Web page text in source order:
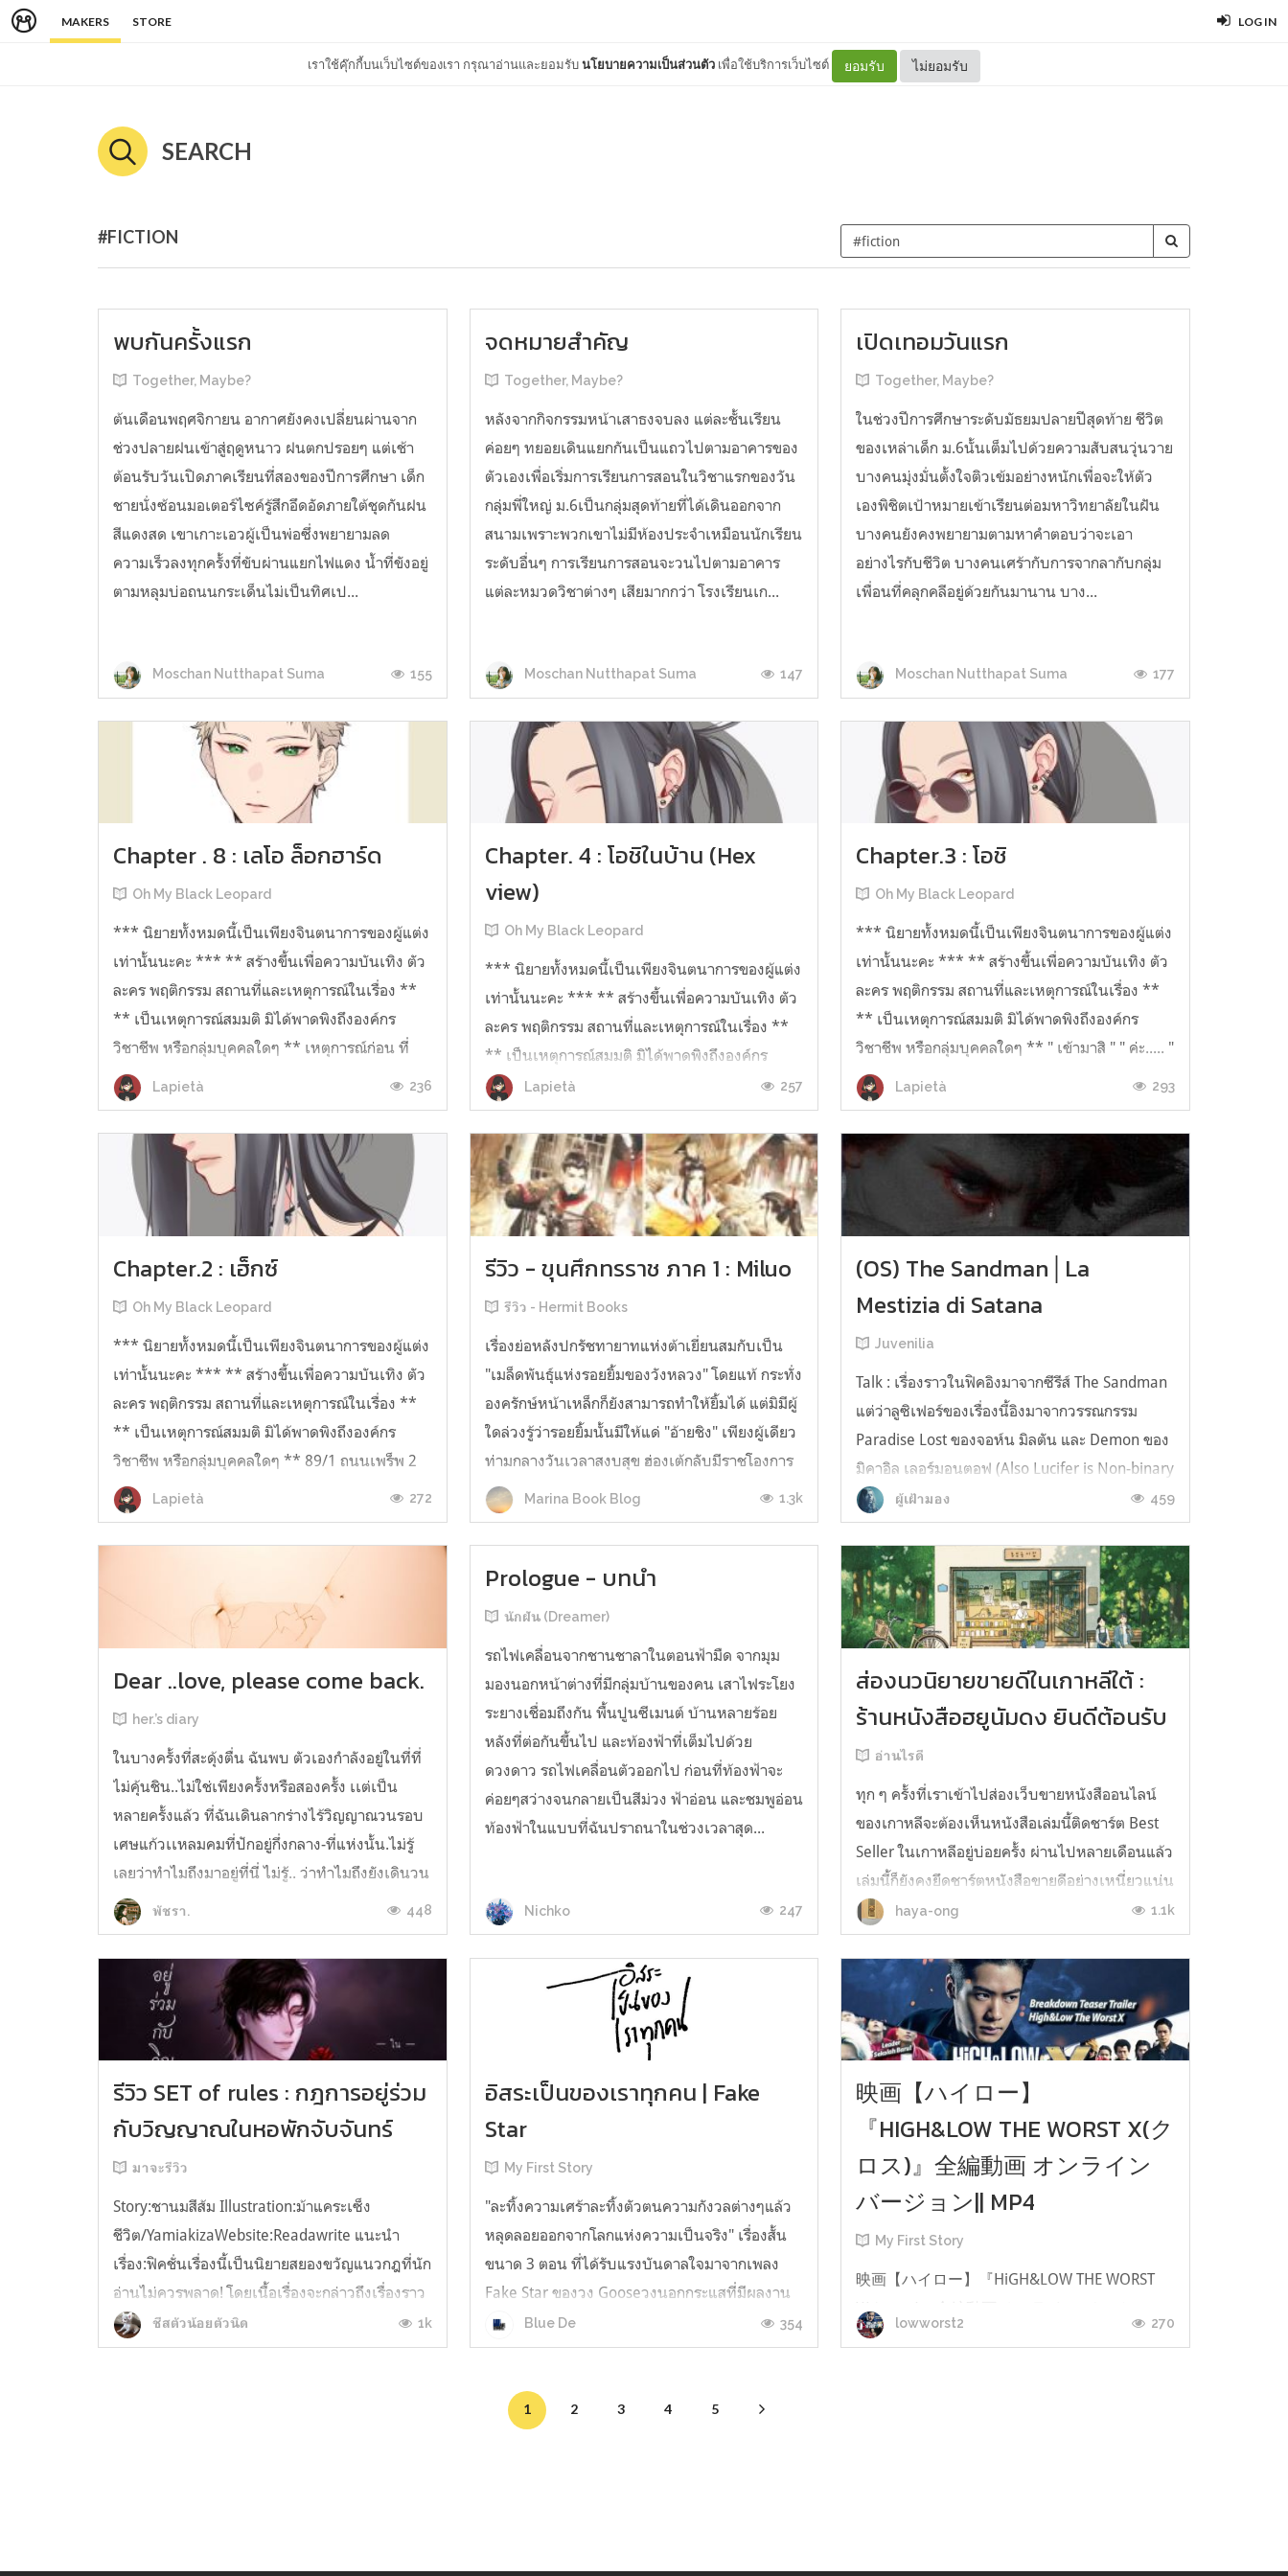
MAKERS STORE LOG IN
เราใช้คุ๊กกี้บนเว็บไซต์ของเรา กรุณาอ่านและยอมรับนโยบายความเป็นส่วนตัว เพื่อใช้บริการเว็บไซต์ ยอมรับ ไม่ยอมรับ
SEARCH
#FICTION
พบกันครั้งแรก
Together, Maybe?
ต้นเดือนพฤศจิกายน อากาศยังคงเปลี่ยนผ่านจาก
ช่วงปลายฝนเข้าสู่ฤดูหนาว ฝนตกปรอยๆ แต่เช้า
ต้อนรับวันเปิดภาคเรียนที่สองของปีการศึกษา เด็ก
ชายนั่งซ้อนมอเตอร์ไซค์รู้สึกอึดอัดภายใต้ชุดกันฝน
สีแดงสด เขาเกาะเอวผู้เป็นพ่อซึ่งพยายามลด
ความเร็วลงทุกครั้งที่ขับผ่านแยกไฟแดง น้ำที่ขังอยู่
ตามหลุมบ่อถนนกระเด็นไม่เป็นทิศเป...
Moschan Nutthapat Suma 155
จดหมายสำคัญ
Together, Maybe?
หลังจากกิจกรรมหน้าเสาธงจบลง แต่ละชั้นเรียน
ค่อยๆ ทยอยเดินแยกกันเป็นแถวไปตามอาคารของ
ตัวเองเพื่อเริ่มการเรียนการสอนในวิชาแรกของวัน
กลุ่มพี่ใหญ่ ม.6เป็นกลุ่มสุดท้ายที่ได้เดินออกจาก
สนามเพราะพวกเขาไม่มีห้องประจำเหมือนนักเรียน
ระดับอื่นๆ การเรียนการสอนจะวนไปตามอาคาร
แต่ละหมวดวิชาต่างๆ เสียมากกว่า โรงเรียนเก...
Moschan Nutthapat Suma 147
เปิดเทอมวันแรก
Together, Maybe?
ในช่วงปีการศึกษาระดับมัธยมปลายปีสุดท้าย ชีวิต
ของเหล่าเด็ก ม.6นั้นเต็มไปด้วยความสับสนวุ่นวาย
บางคนมุ่งมั่นตั้งใจติวเข้มอย่างหนักเพื่อจะให้ตัว
เองพิชิตเป้าหมายเข้าเรียนต่อมหาวิทยาลัยในฝัน
บางคนยังคงพยายามตามหาคำตอบว่าจะเอา
อย่างไรกับชีวิต บางคนเศร้ากับการจากลากับกลุ่ม
เพื่อนที่คลุกคลีอยู่ด้วยกันมานาน บาง...
Moschan Nutthapat Suma 177
Chapter . 8 : เลโอ ล็อกฮาร์ด
Oh My Black Leopard
*** นิยายทั้งหมดนี้เป็นเพียงจินตนาการของผู้แต่ง
เท่านั้นนะคะ *** ** สร้างขึ้นเพื่อความบันเทิง ตัว
ละคร พฤติกรรม สถานที่และเหตุการณ์ในเรื่อง **
** เป็นเหตุการณ์สมมติ มิได้พาดพิงถึงองค์กร
วิชาชีพ หรือกลุ่มบุคคลใดๆ ** เหตุการณ์ก่อน ที่
เลโอจะไปบ้านเฮ็กซ์ ณ บริษั...
Lapietà 236
Chapter. 4 : โอชิในบ้าน (Hex
view)
Oh My Black Leopard
*** นิยายทั้งหมดนี้เป็นเพียงจินตนาการของผู้แต่ง
เท่านั้นนะคะ *** ** สร้างขึ้นเพื่อความบันเทิง ตัว
ละคร พฤติกรรม สถานที่และเหตุการณ์ในเรื่อง **
** เป็นเหตุการณ์สมมติ มิได้พาดพิงถึงองค์กร
วิชาชีพ หรือกลุ่มบุคคลใดๆ ** "ฉัน...เป็นโอชิของ
คุณ!!!!!" เธอ บอกผมแบบนั้น.....
Lapietà 257
Chapter.3 : โอชิ
Oh My Black Leopard
*** นิยายทั้งหมดนี้เป็นเพียงจินตนาการของผู้แต่ง
เท่านั้นนะคะ *** ** สร้างขึ้นเพื่อความบันเทิง ตัว
ละคร พฤติกรรม สถานที่และเหตุการณ์ในเรื่อง **
** เป็นเหตุการณ์สมมติ มิได้พาดพิงถึงองค์กร
วิชาชีพ หรือกลุ่มบุคคลใดๆ ** " เข้ามาสิ " " ค่ะ..... "
U///U ฉันเดิน...
Lapietà 293
Chapter.2 : เฮ็กซ์
Oh My Black Leopard
*** นิยายทั้งหมดนี้เป็นเพียงจินตนาการของผู้แต่ง
เท่านั้นนะคะ *** ** สร้างขึ้นเพื่อความบันเทิง ตัว
ละคร พฤติกรรม สถานที่และเหตุการณ์ในเรื่อง **
** เป็นเหตุการณ์สมมติ มิได้พาดพิงถึงองค์กร
วิชาชีพ หรือกลุ่มบุคคลใดๆ ** 89/1 ถนนเพร็พ 2
ชม. ฉันอยู่หน้าบ้าน 2 ชั้...
Lapietà 272
รีวิว - ขุนศึกทรราช ภาค 1 : Miluo
รีวิว - Hermit Books
เรื่องย่อหลังปกรัชทายาทแห่งต้าเยี่ยนสมกับเป็น
"เมล็ดพันธุ์แห่งรอยยิ้มของวังหลวง" โดยแท้ กระทั่ง
องครักษ์หน้าเหล็กก็ยังสามารถทำให้ยิ้มได้ แต่มิมีผู้
ใดล่วงรู้ว่ารอยยิ้มนั้นมีให้แด่ "อ้ายชิง" เพียงผู้เดียว
ท่ามกลางวันเวลาสงบสุข ฮ่องเต้กลับมีราชโองการ
สละราชบัลลังก์ อ้ายชิงที่อยู่ในห้วงตกตะลึงถูกผลัก
ให้ป...
Marina Book Blog 1.3k
(OS) The Sandman│La
Mestizia di Satana
Juvenilia
Talk : เรื่องราวในฟิคอิงมาจากซีรีส์ The Sandman
แต่ว่าลูซิเฟอร์ของเรื่องนี้อิงมาจากวรรณกรรม
Paradise Lost ของจอห์น มิลตัน และ Demon ของ
มิคาอิล เลอร์มอนตอฟ (Also Lucifer is Non-binary
in this story) ____________________ E solo allora
Il Demone capì l'angoscia dell'amore e
l'emozione. ปลาย...
ผู้เฝ้ามอง 459
Dear ..love, please come back.
her.’s diary
ในบางครั้งที่สะดุ้งตื่น ฉันพบ ตัวเองกำลังอยู่ในที่ที่
ไม่คุ้นชิน..ไม่ใช่เพียงครั้งหรือสองครั้ง เเต่เป็น
หลายครั้งแล้ว ที่ฉันเดินลากร่างไร้วิญญาณวนรอบ
เศษแก้วเเหลมคมที่ปักอยู่กึ่งกลาง-ที่แห่งนั้น.ไม่รู้
เลยว่าทำไมถึงมาอยู่ที่นี่ ไม่รู้.. ว่าทำไมถึงยังเดินวน
เศษซาก ‘สิ่งนี้’ไม่จบสิ้น.เท้าเปลือยเปล่า ใบหน้...
พัชรา. 448
Prologue - บทนำ
นักฝัน (Dreamer)
รถไฟเคลื่อนจากชานชาลาในตอนฟ้ามืด จากมุม
มองนอกหน้าต่างที่มีกลุ่มบ้านของคน เสาไฟระโยง
ระยางเชื่อมถึงกัน พื้นปูนซีเมนต์ บ้านหลายร้อย
หลังที่ต่อกันขึ้นไป และท้องฟ้าที่เต็มไปด้วย
ดวงดาว รถไฟเคลื่อนตัวออกไป ก่อนที่ท้องฟ้าจะ
ค่อยๆสว่างจนกลายเป็นสีม่วง ฟ้าอ่อน และชมพูอ่อน
ท้องฟ้าในแบบที่ฉันปราถนาในช่วงเวลาสุด...
Nichko 247
ส่องนวนิยายขายดีในเกาหลีใต้ :
ร้านหนังสือฮยูนัมดง ยินดีต้อนรับ
อ่านไรดี
ทุก ๆ ครั้งที่เราเข้าไปส่องเว็บขายหนังสืออนไลน์
ของเกาหลีจะต้องเห็นหนังสือเล่มนี้ติดชาร์ต Best
Seller ในเกาหลีอยู่บ่อยครั้ง ผ่านไปหลายเดือนแล้ว
เล่มนี้ก็ยังคงยึดชาร์ตหนังสือขายดีอย่างเหนี่ยวแน่น
ทั้งยังการันตีความนิยมจากนักอ่านฝั่งเกาหลีด้วย
ยอดขายหนังสือทั้งฉบับ E-Book และฉบับเล่มรวม
กันกว่า 150,000 เ...
haya-ong 1.1k
รีวิว SET of rules : กฎการอยู่ร่วม
กับวิญญาณในหอพักจับจันทร์
มาจะรีวิว
Story:ชานมสีส้ม Illustration:ม้าแคระเซ็ง
ชีวิต/YamiakizaWebsite:Readawrite แนะนำ
เรื่อง:ฟิคชั่นเรื่องนี้เป็นนิยายสยองขวัญแนวกฎที่นัก
อ่านไม่ควรพลาด! โดยเนื้อเรื่องจะกล่าวถึงเรื่องราว
สุดพิศวงอลวนของ 'หอพักจับจันทร์' ซึ่งมีคุณนาย
จับจันทร์เป็นเจ้าของ มองเผินๆหอนี้ก็ไม่ต่างอะไร
ชีสตัวน้อยตัวนิด 1k
อิสระเป็นของเราทุกคน | Fake
Star
My First Story
"ละทิ้งความเศร้าละทิ้งตัวตนความกังวลต่างๆแล้ว
หลุดลอยออกจากโลกแห่งความเป็นจริง" เรื่องสั้น
ขนาด 3 ตอน ที่ได้รับแรงบันดาลใจมาจากเพลง
Fake Star ของวง Gooseวงนอกกระแสที่มีผลงาน
ผ่านหูกันมาบ้างแล้วอย่างเพลง สิ่งดีดี โดยจุดเริ่ม
ต้นของเรื่องสั้นเรื่องนี้ มีที่มาที่ไปมาจากการตามหา
Blue De 354
映画【ハイロー】
『HIGH&LOW THE WORST X(ク
ロス)』全編動画 オンライン
バージョン|| MP4
My First Story
映画【ハイロー】『HiGH&LOW THE WORST
X(クロス)』全編動画 オンライン バージョ
ン|| mp4 ハイアン ドロー 映画 2022 劇場版,
でアツく盛り上が...
lowworst2 270
1 2 3 4 5